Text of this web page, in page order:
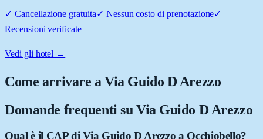
✓ Cancellazione gratuita✓ Nessun costo di prenotazione✓
Recensioni verificate
Vedi gli hotel →
Come arrivare aVia Guido D Arezzo
Domande frequenti su Via Guido D Arezzo
Qual è il CAP di Via Guido D Arezzo a Occhiobello?